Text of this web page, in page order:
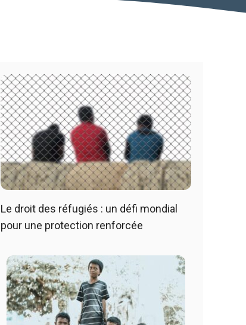
Le droit des réfugiés : un défi mondial
pour une protection renforcée